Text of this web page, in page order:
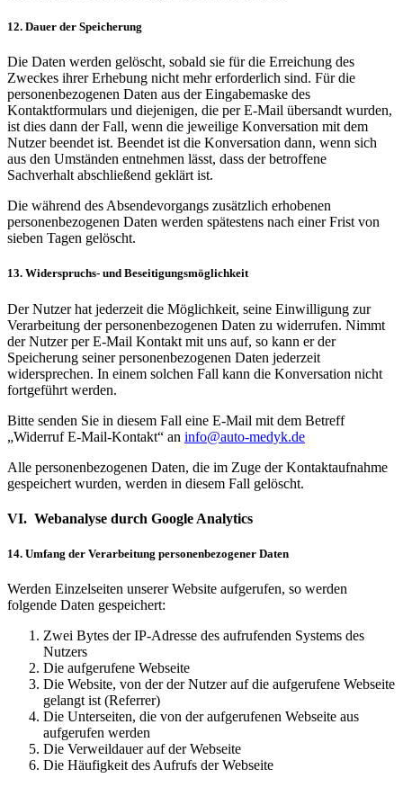
12. Dauer der Speicherung
Die Daten werden gelöscht, sobald sie für die Erreichung des
Zweckes ihrer Erhebung nicht mehr erforderlich sind. Für die
personenbezogenen Daten aus der Eingabemaske des
Kontaktformulars und diejenigen, die per E-Mail übersandt wurden,
ist dies dann der Fall, wenn die jeweilige Konversation mit dem
Nutzer beendet ist. Beendet ist die Konversation dann, wenn sich
aus den Umständen entnehmen lässt, dass der betroffene
Sachverhalt abschließend geklärt ist.
Die während des Absendevorgangs zusätzlich erhobenen
personenbezogenen Daten werden spätestens nach einer Frist von
sieben Tagen gelöscht.
13. Widerspruchs- und Beseitigungsmöglichkeit
Der Nutzer hat jederzeit die Möglichkeit, seine Einwilligung zur
Verarbeitung der personenbezogenen Daten zu widerrufen. Nimmt
der Nutzer per E-Mail Kontakt mit uns auf, so kann er der
Speicherung seiner personenbezogenen Daten jederzeit
widersprechen. In einem solchen Fall kann die Konversation nicht
fortgeführt werden.
Bitte senden Sie in diesem Fall eine E-Mail mit dem Betreff
„Widerruf E-Mail-Kontakt“ an info@auto-medyk.de
Alle personenbezogenen Daten, die im Zuge der Kontaktaufnahme
gespeichert wurden, werden in diesem Fall gelöscht.
VI. Webanalyse durch Google Analytics
14. Umfang der Verarbeitung personenbezogener Daten
Werden Einzelseiten unserer Website aufgerufen, so werden
folgende Daten gespeichert:
Zwei Bytes der IP-Adresse des aufrufenden Systems des
Nutzers
Die aufgerufene Webseite
Die Website, von der der Nutzer auf die aufgerufene Webseite
gelangt ist (Referrer)
Die Unterseiten, die von der aufgerufenen Webseite aus
aufgerufen werden
Die Verweildauer auf der Webseite
Die Häufigkeit des Aufrufs der Webseite